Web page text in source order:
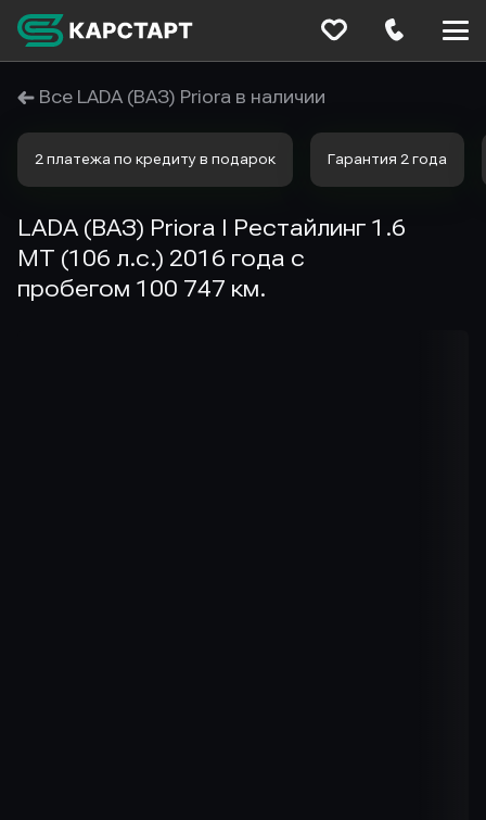
Все LADA (ВАЗ) Priora в наличии
2 платежа по кредиту в подарок Гарантия 2 года
LADA (ВАЗ) Priora I Рестайлинг 1.6
MT (106 л.с.) 2016 года с
пробегом 100 747 км.